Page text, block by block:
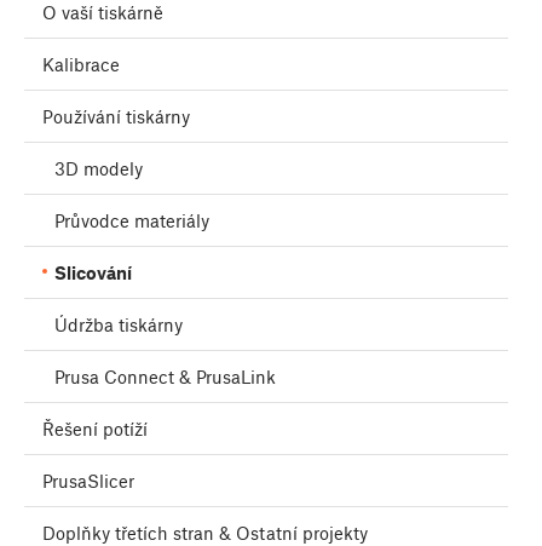
O vaší tiskárně
Kalibrace
Používání tiskárny
3D modely
Průvodce materiály
Slicování
Údržba tiskárny
Prusa Connect & PrusaLink
Řešení potíží
PrusaSlicer
Doplňky třetích stran & Ostatní projekty